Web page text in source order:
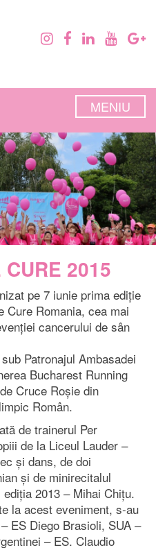
MENIU
CURE 2015
pe 7 iunie prima ediție
Cure Romania, cea mai
cancerului de sân
Patronajul Ambasadei
Bucharest Running
Cruce Roșie din
Român.
de trainerul Per
de la Liceul Lauder –
și dans, de doi
și de minirecitalul
2013 – Mihai Chițu.
la acest eveniment, s-au
ES Diego Brasioli, SUA –
– ES. Claudio